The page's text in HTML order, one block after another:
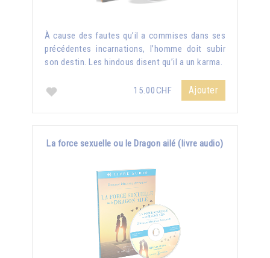
À cause des fautes qu’il a commises dans ses
précédentes incarnations, l’homme doit subir
son destin. Les hindous disent qu’il a un karma.
15.00CHF Ajouter
La force sexuelle ou le Dragon ailé (livre audio)